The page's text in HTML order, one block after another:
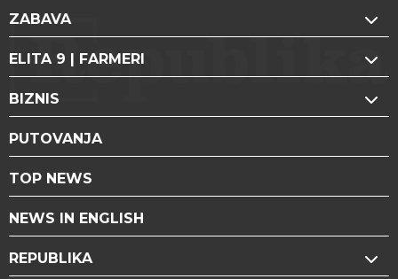
ZABAVA
ELITA 9 | FARMERI
BIZNIS
PUTOVANJA
TOP NEWS
NEWS IN ENGLISH
REPUBLIKA